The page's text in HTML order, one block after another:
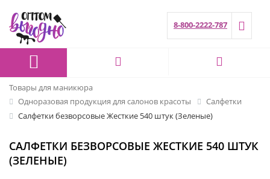
8-800-2222-787
Товары для маникюра
Одноразовая продукция для салонов красоты
Салфетки
Салфетки безворсовые Жесткие 540 штук (Зеленые)
САЛФЕТКИ БЕЗВОРСОВЫЕ ЖЕСТКИЕ 540 ШТУК
(ЗЕЛЕНЫЕ)